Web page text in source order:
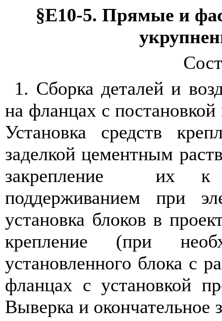
§Е10-5. Прямые и
1. Сборка деталей и
на фланцах с
Установка средств
заделкой цементным
закрепление
их к
поддерживанием при
установка блоков в
крепление (при
установленного блока с
фланцах с установкой
Выверка и окончательное